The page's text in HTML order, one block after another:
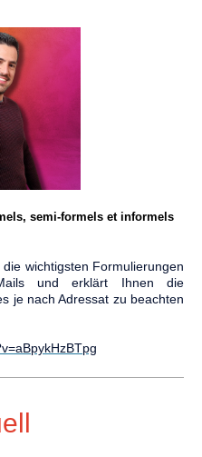
semi-formels et informels
wichtigsten Formulierungen
und erklärt Ihnen die
je nach Adressat zu beachten